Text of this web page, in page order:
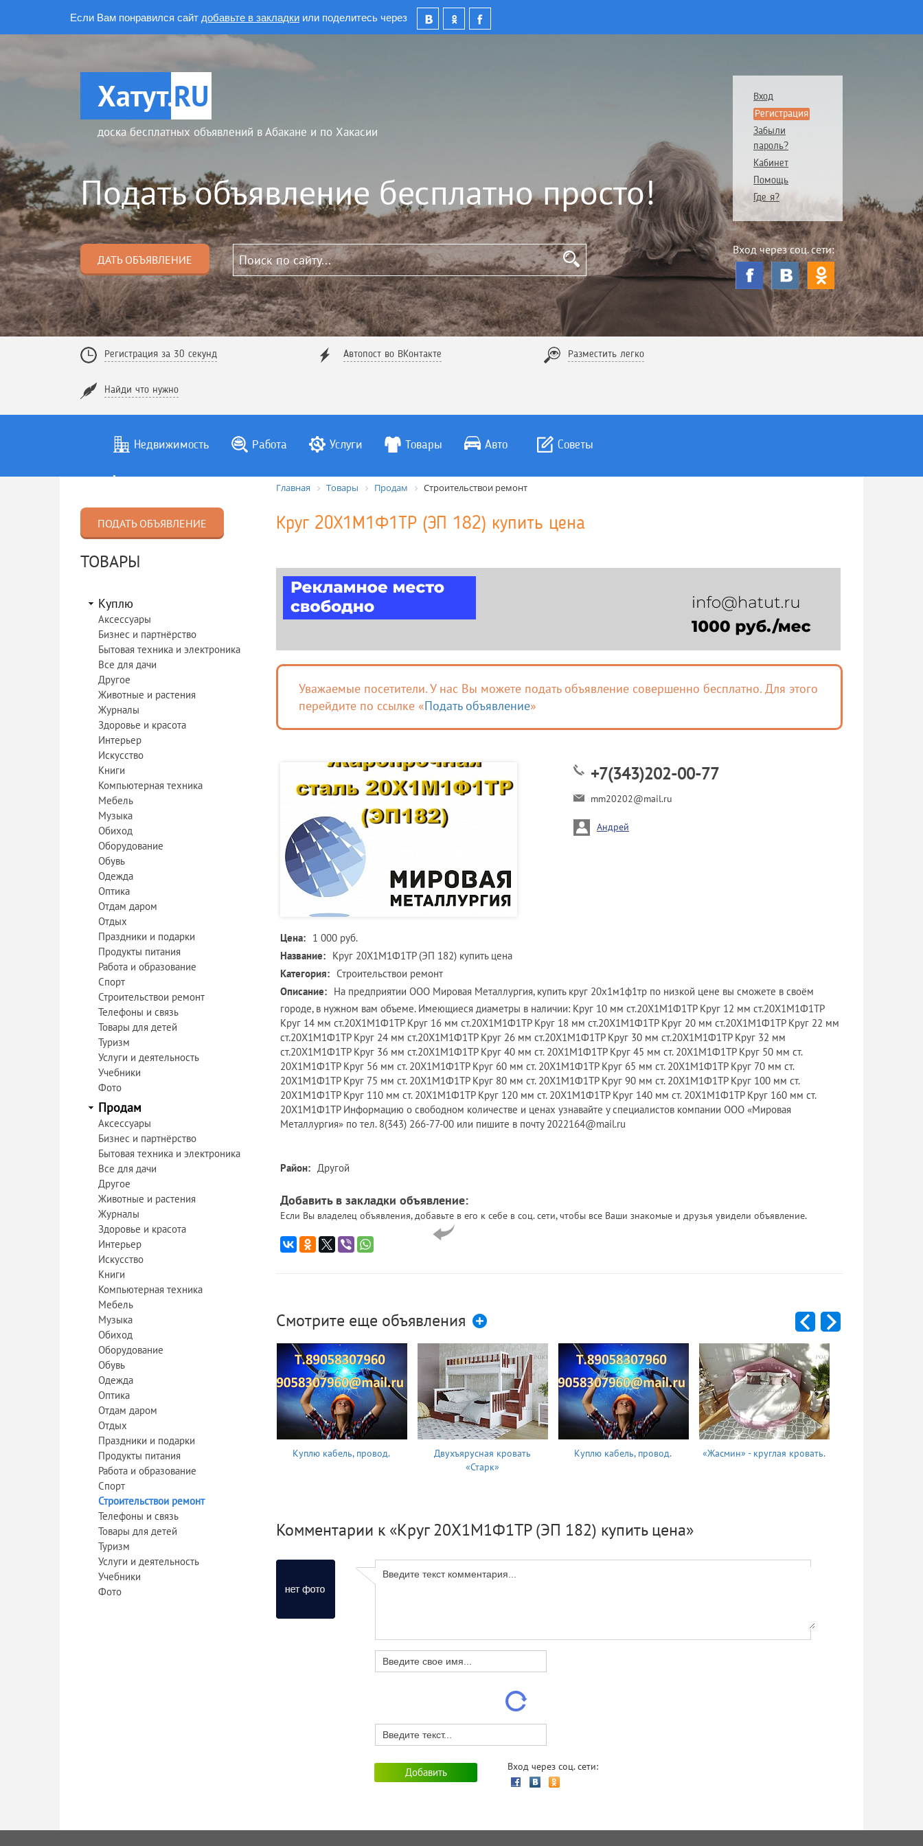
Если Вам понравился сайт добавьте в закладки или поделитесь через
Хатут.RU
доска бесплатных объявлений в Абакане и по Хакасии
Подать объявление бесплатно просто!
ДАТЬ ОБЪЯВЛЕНИЕ
Вход
Регистрация
Забыли
пароль?
Кабинет
Помощь
Где я?
Вход через соц. сети:
Регистрация за 30 секунд Автопост во ВКонтакте Разместить легко
Найди что нужно
Недвижимость Работа Услуги Товары Авто Советы
ПОДАТЬ ОБЪЯВЛЕНИЕ
ТОВАРЫ
Куплю
Аксессуары
Бизнес и партнёрство
Бытовая техника и электроника
Все для дачи
Другое
Животные и растения
Журналы
Здоровье и красота
Интерьер
Искусство
Книги
Компьютерная техника
Мебель
Музыка
Обиход
Оборудование
Обувь
Одежда
Оптика
Отдам даром
Отдых
Праздники и подарки
Продукты питания
Работа и образование
Спорт
Строительствои ремонт
Телефоны и связь
Товары для детей
Туризм
Услуги и деятельность
Учебники
Фото
Продам
Аксессуары
Бизнес и партнёрство
Бытовая техника и электроника
Все для дачи
Другое
Животные и растения
Журналы
Здоровье и красота
Интерьер
Искусство
Книги
Компьютерная техника
Мебель
Музыка
Обиход
Оборудование
Обувь
Одежда
Оптика
Отдам даром
Отдых
Праздники и подарки
Продукты питания
Работа и образование
Спорт
Строительствои ремонт
Телефоны и связь
Товары для детей
Туризм
Услуги и деятельность
Учебники
Фото
Главная Товары Продам Строительствои ремонт
Круг 20Х1М1Ф1ТР (ЭП 182) купить цена
Уважаемые посетители. У нас Вы можете подать объявление совершенно бесплатно. Для этого
перейдите по ссылке «Подать объявление»
+7(343)202-00-77
mm20202@mail.ru
Андрей
Цена: 1 000 руб.
Название: Круг 20Х1М1Ф1ТР (ЭП 182) купить цена
Категория: Строительствои ремонт
Описание: На предприятии ООО Мировая Металлургия, купить круг 20х1м1ф1тр по низкой цене вы сможете в своём
городе, в нужном вам объеме. Имеющиеся диаметры в наличии: Круг 10 мм ст.20Х1М1Ф1ТР Круг 12 мм ст.20Х1М1Ф1ТР
Круг 14 мм ст.20Х1М1Ф1ТР Круг 16 мм ст.20Х1М1Ф1ТР Круг 18 мм ст.20Х1М1Ф1ТР Круг 20 мм ст.20Х1М1Ф1ТР Круг 22 мм
ст.20Х1М1Ф1ТР Круг 24 мм ст.20Х1М1Ф1ТР Круг 26 мм ст.20Х1М1Ф1ТР Круг 30 мм ст.20Х1М1Ф1ТР Круг 32 мм
ст.20Х1М1Ф1ТР Круг 36 мм ст.20Х1М1Ф1ТР Круг 40 мм ст. 20Х1М1Ф1ТР Круг 45 мм ст. 20Х1М1Ф1ТР Круг 50 мм ст.
20Х1М1Ф1ТР Круг 56 мм ст. 20Х1М1Ф1ТР Круг 60 мм ст. 20Х1М1Ф1ТР Круг 65 мм ст. 20Х1М1Ф1ТР Круг 70 мм ст.
20Х1М1Ф1ТР Круг 75 мм ст. 20Х1М1Ф1ТР Круг 80 мм ст. 20Х1М1Ф1ТР Круг 90 мм ст. 20Х1М1Ф1ТР Круг 100 мм ст.
20Х1М1Ф1ТР Круг 110 мм ст. 20Х1М1Ф1ТР Круг 120 мм ст. 20Х1М1Ф1ТР Круг 140 мм ст. 20Х1М1Ф1ТР Круг 160 мм ст.
20Х1М1Ф1ТР Информацию о свободном количестве и ценах узнавайте у специалистов компании ООО «Мировая
Металлургия» по тел. 8(343) 266-77-00 или пишите в почту 2022164@mail.ru
Район: Другой
Добавить в закладки объявление:
Если Вы владелец объявления, добавьте в его к себе в соц. сети, чтобы все Ваши знакомые и друзья увидели объявление.
Смотрите еще объявления
Куплю кабель, провод.
Двухъярусная кровать
«Старк»
Куплю кабель, провод. «Жасмин» - круглая кровать.
Комментарии к «Круг 20Х1М1Ф1ТР (ЭП 182) купить цена»
Вход через соц. сети: